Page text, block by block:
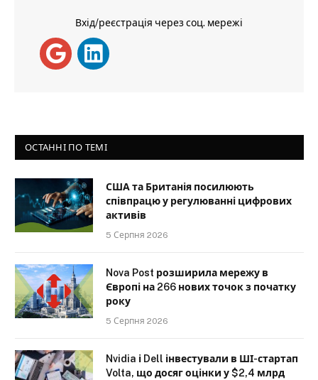
Вхід/реєстрація через соц. мережі
ОСТАННІ ПО ТЕМІ
США та Британія посилюють
співпрацю у регулюванні цифрових
активів
5 Серпня 2026
Nova Post розширила мережу в
Європі на 266 нових точок з початку
року
5 Серпня 2026
Nvidia і Dell інвестували в ШІ-стартап
Volta, що досяг оцінки у $2,4 млрд